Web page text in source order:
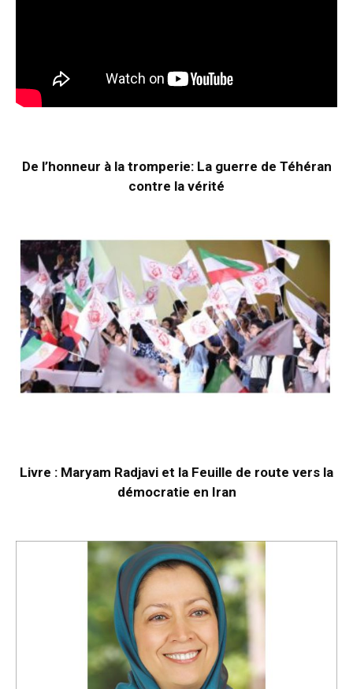
De l’honneur à la tromperie: La guerre de Téhéran
contre la vérité
Livre : Maryam Radjavi et la Feuille de route vers la
démocratie en Iran